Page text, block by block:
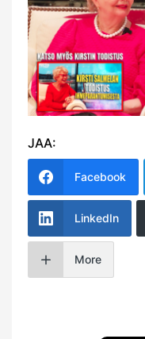
JAA:
Facebook
LinkedIn
More